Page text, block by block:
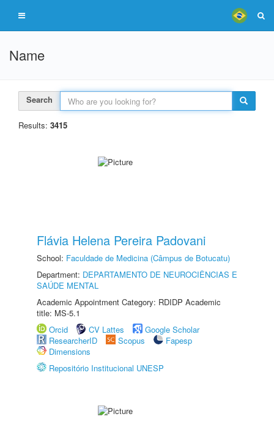
Name
Search
Results: 3415
Flávia Helena Pereira Padovani
School: Faculdade de Medicina (Câmpus de Botucatu)
Department: DEPARTAMENTO DE NEUROCIÊNCIAS E
SAÚDE MENTAL
Academic Appointment Category: RDIDP Academic
title: MS-5.1
Orcid
CV Lattes
Google Scholar
ResearcherID
Scopus
Fapesp
Dimensions
Repositório Institucional UNESP